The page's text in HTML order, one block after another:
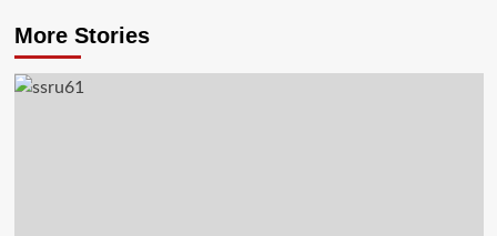
More Stories